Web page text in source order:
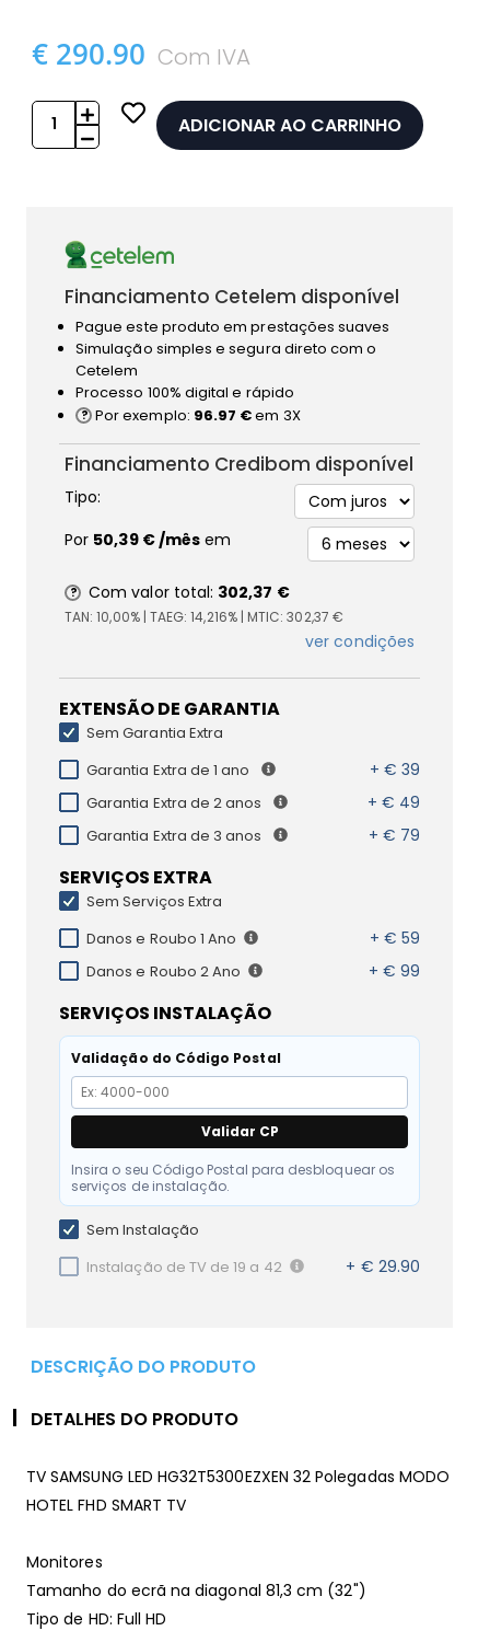
€ 290.90 Com IVA
ADICIONAR AO CARRINHO
Financiamento Cetelem disponível
Pague este produto em prestações suaves
Simulação simples e segura direto com o
Cetelem
Processo 100% digital e rápido
Por exemplo: 96.97 €em 3X
Financiamento Credibom disponível
Tipo:
Por 50,39 €/mês em
Com valor total: 302,37 €
TAN:10,00%| TAEG:14,216%| MTIC:302,37 €
ver condições
EXTENSÃO DE GARANTIA
Sem Garantia Extra
Garantia Extra de 1 ano
+ € 39
Garantia Extra de 2 anos + € 49
Garantia Extra de 3 anos + € 79
SERVIÇOS EXTRA
Sem Serviços Extra
Danos e Roubo 1 Ano
+ € 59
Danos e Roubo 2 Ano + € 99
SERVIÇOS INSTALAÇÃO
Validação do Código Postal
Validar CP
Insira o seu Código Postal para desbloquear os
serviços de instalação.
Sem Instalação
Instalação de TV de 19 a 42
+ € 29.90
DESCRIÇÃO DO PRODUTO
DETALHES DO PRODUTO
TV SAMSUNG LED HG32T5300EZXEN 32 Polegadas MODO
HOTEL FHD SMART TV
Monitores
Tamanho do ecrã na diagonal 81,3 cm (32")
Tipo de HD: Full HD